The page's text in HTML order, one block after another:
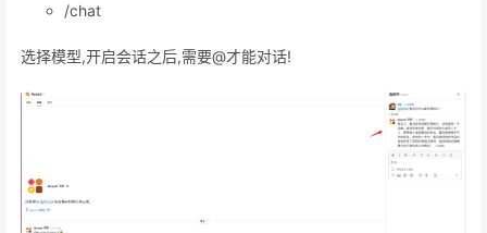
/chat
选择模型,开启会话之后,需要@才能对话!